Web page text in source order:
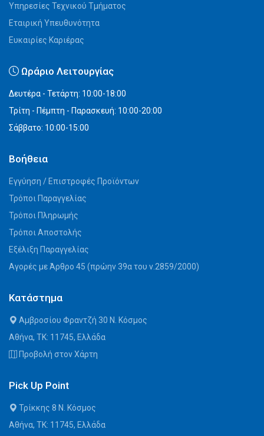
Υπηρεσίες Τεχνικού Τμήματος
Εταιρική Υπευθυνότητα
Ευκαιρίες Καριέρας
Ωράριο Λειτουργίας
Δευτέρα - Τετάρτη: 10:00-18:00
Τρίτη - Πέμπτη - Παρασκευή: 10:00-20:00
Σάββατο: 10:00-15:00
Βοήθεια
Εγγύηση / Επιστροφές Προϊόντων
Τρόποι Παραγγελίας
Τρόποι Πληρωμής
Τρόποι Αποστολής
Εξέλιξη Παραγγελίας
Αγορές με Άρθρο 45 (πρώην 39α του ν.2859/2000)
Κατάστημα
Αμβροσίου Φραντζή 30 Ν. Κόσμος
Αθήνα, ΤΚ: 11745, Ελλάδα
Προβολή στον Χάρτη
Pick Up Point
Τρίκκης 8 Ν. Κόσμος
Αθήνα, ΤΚ: 11745, Ελλάδα